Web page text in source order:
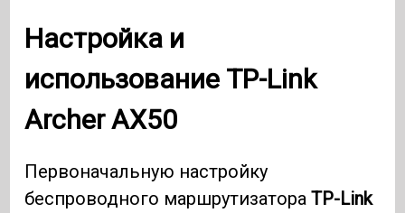
Настройка и
использование TP-Link
Archer AX50
Первоначальную настройку
беспроводного маршрутизатораTP-Link